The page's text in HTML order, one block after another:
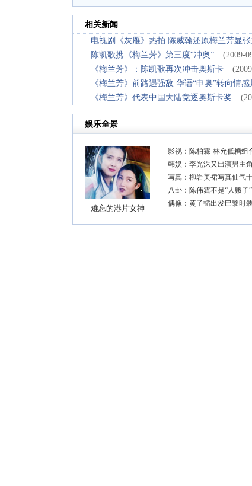
相关新闻
电视剧《灰雁》热拍 陈威翰还原梅兰芳显张
陈凯歌携《梅兰芳》第三度“冲奥”
(2009-
《梅兰芳》：陈凯歌再次冲击奥斯卡
《梅兰芳》前路遇强敌 华语“申奥”转向情感
《梅兰芳》代表中国大陆竞逐奥斯卡奖